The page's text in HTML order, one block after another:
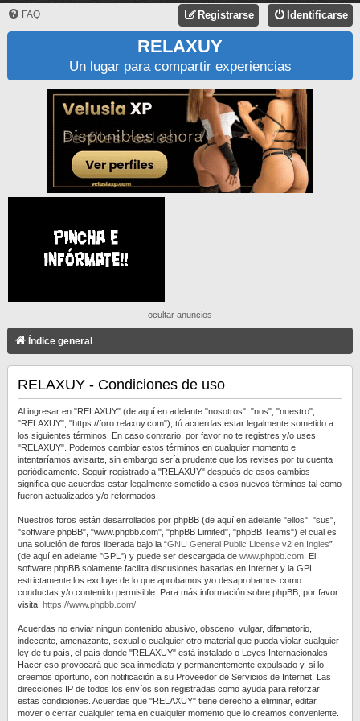
FAQ Identificarse
Registrarse
RELAXUY
Un lugar para compartir experiencias
ocultar anuncios
Índice general
RELAXUY - Condiciones de uso
Al ingresar en "RELAXUY" (de aquí en adelante "nosotros", "nos", "nuestro",
"RELAXUY", "https://foro.relaxuy.com"), tú acuerdas estar legalmente sometido a
los siguientes términos. En caso contrario, por favor no te registres y/o uses
"RELAXUY". Podemos cambiar estos términos en cualquier momento e
intentaríamos avisarte, sin embargo sería prudente que los revises por tu cuenta
periódicamente. Seguir registrado a "RELAXUY" después de esos cambios
significa que acuerdas estar legalmente sometido a esos nuevos términos tal como
fueron actualizados y/o reformados.
Nuestros foros están desarrollados por phpBB (de aquí en adelante "ellos", "sus",
"software phpBB", "www.phpbb.com", "phpBB Limited", "phpBB Teams") el cual es
una solución de foros liberada bajo la “GNU General Public License v2 en Ingles”
(de aquí en adelante "GPL") y puede ser descargada de www.phpbb.com . El
software phpBB solamente facilita discusiones basadas en Internet y la GPL
estrictamente los excluye de lo que aprobamos y/o desaprobamos como
conductas y/o contenido permisible. Para más información sobre phpBB, por favor
visita: https://www.phpbb.com/
Acuerdas no enviar ningun contenido abusivo, obsceno, vulgar, difamatorio,
indecente, amenazante, sexual o cualquier otro material que pueda violar cualquier
ley de tu país, el país donde "RELAXUY" está instalado o Leyes Internacionales.
Hacer eso provocará que sea inmediata y permanentemente expulsado y, si lo
creemos oportuno, con notificación a su Proveedor de Servicios de Internet. Las
direcciones IP de todos los envíos son registradas como ayuda para reforzar
estas condiciones. Acuerdas que "RELAXUY" tiene derecho a eliminar, editar,
mover o cerrar cualquier tema en cualquier momento que lo creamos conveniente.